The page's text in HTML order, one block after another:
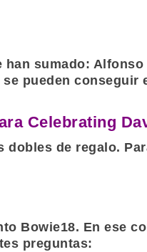
han sumado: Alfonso
pueden
Celebrating
dobles de regalo.
Bowie18. En ese
preguntas: